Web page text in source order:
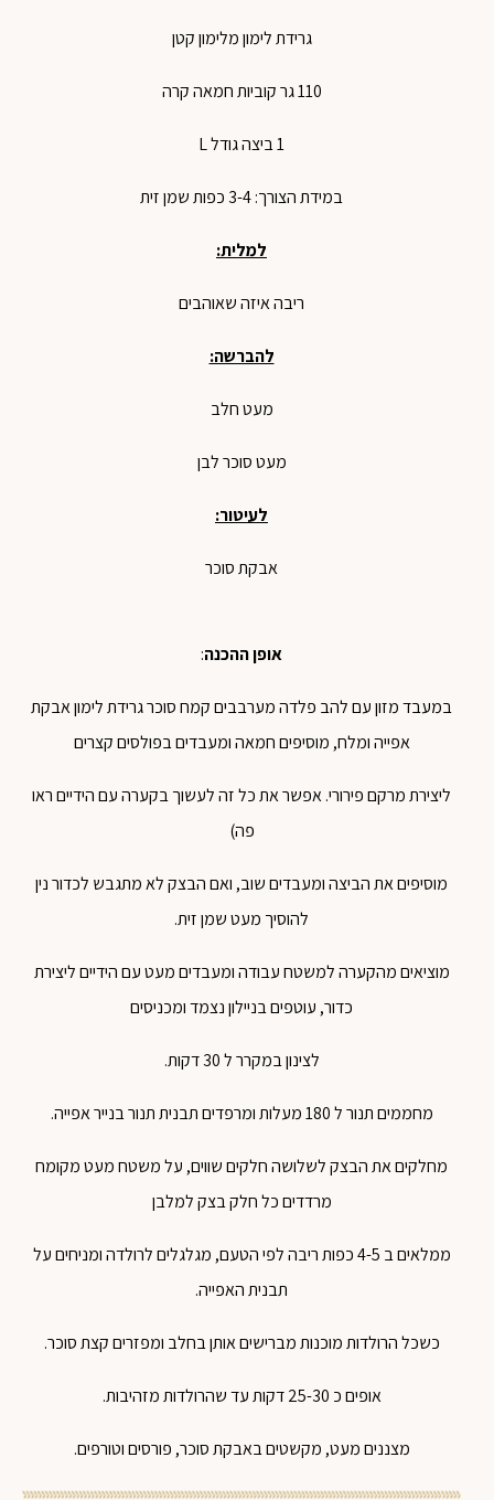
גרידת לימון מלימון קטן
110 גר קוביות חמאה קרה
1 ביצה גודל L
במידת הצורך: 3-4 כפות שמן זית
למלית:
ריבה איזה שאוהבים
להברשה:
מעט חלב
מעט סוכר לבן
לעיטור:
אבקת סוכר
אופן ההכנה:
במעבד מזון עם להב פלדה מערבבים קמח סוכר גרידת לימון אבקת
אפייה ומלח, מוסיפים חמאה ומעבדים בפולסים קצרים
ליצירת מרקם פירורי. אפשר את כל זה לעשוך בקערה עם הידיים ראו
פה)
מוסיפים את הביצה ומעבדים שוב, ואם הבצק לא מתגבש לכדור נין
להוסיך מעט שמן זית.
מוציאים מהקערה למשטח עבודה ומעבדים מעט עם הידיים ליצירת
כדור, עוטפים בניילון נצמד ומכניסים
לצינון במקרר ל 30 דקות.
מחממים תנור ל 180 מעלות ומרפדים תבנית תנור בנייר אפייה.
מחלקים את הבצק לשלושה חלקים שווים, על משטח מעט מקומח
מרדדים כל חלק בצק למלבן
ממלאים ב 4-5 כפות ריבה לפי הטעם, מגלגלים לרולדה ומניחים על
תבנית האפייה.
כשכל הרולדות מוכנות מברישים אותן בחלב ומפזרים קצת סוכר.
אופים כ 25-30 דקות עד שהרולדות מזהיבות.
מצננים מעט, מקשטים באבקת סוכר, פורסים וטורפים.